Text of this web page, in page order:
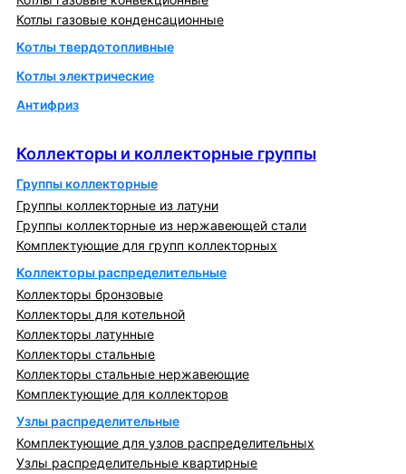
Котлы газовые конденсационные
Котлы твердотопливные
Котлы электрические
Антифриз
Коллекторы и коллекторные группы
Группы коллекторные
Группы коллекторные из латуни
Группы коллекторные из нержавеющей стали
Комплектующие для групп коллекторных
Коллекторы распределительные
Коллекторы бронзовые
Коллекторы для котельной
Коллекторы латунные
Коллекторы стальные
Коллекторы стальные нержавеющие
Комплектующие для коллекторов
Узлы распределительные
Комплектующие для узлов распределительных
Узлы распределительные квартирные